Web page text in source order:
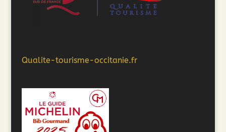
Qualite-tourisme-occitanie.fr